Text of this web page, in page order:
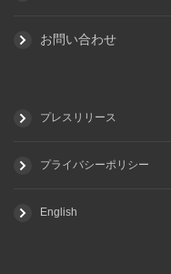
お問い合わせ
プレスリリース
プライバシーポリシー
English